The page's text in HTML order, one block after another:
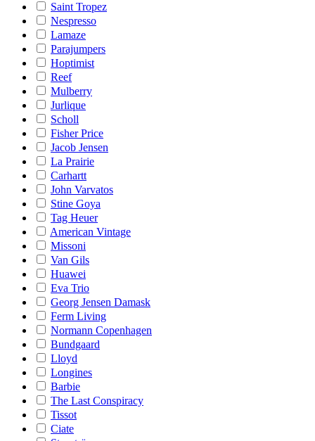
Saint Tropez
Nespresso
Lamaze
Parajumpers
Hoptimist
Reef
Mulberry
Jurlique
Scholl
Fisher Price
Jacob Jensen
La Prairie
Carhartt
John Varvatos
Stine Goya
Tag Heuer
American Vintage
Missoni
Van Gils
Huawei
Eva Trio
Georg Jensen Damask
Ferm Living
Normann Copenhagen
Bundgaard
Lloyd
Longines
Barbie
The Last Conspiracy
Tissot
Ciate